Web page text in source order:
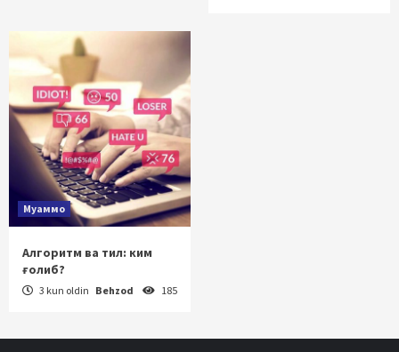
Муаммо
Алгоритм ва тил: ким
ғолиб?
3 kun oldin Behzod 185